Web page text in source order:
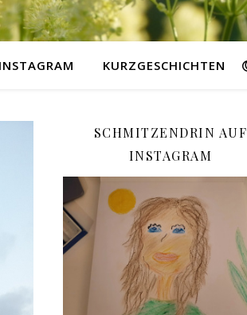
KURZGESCHICHTEN
SCHMITZENDRIN AUF
INSTAGRAM